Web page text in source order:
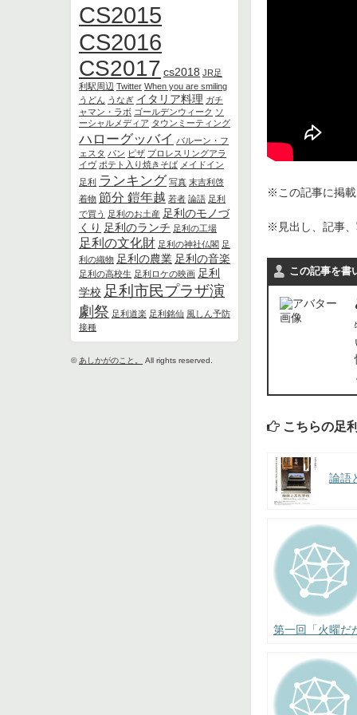
CS2015
CS2016
CS2017 cs2018 JR足
利駅周辺 Twitter When you are smiling
うどん うなぎ イタリア料理 ガチ
ャマン・ラボ ゴールデンウィーク ソ
ーシャルメディア タウンミーティング
ハローグッバイ バルーン・フ
ェスタ パン ピザ プロレスリングアラ
イヴ ポテト入り焼きそば メイドイン
足利 ランキング 写真 末吉利啓
着物 節分 鎧年越 若者 論語 足利
で買う 足利のお土産 足利のモノづ
くり 足利のランチ 足利の工場
足利の文化財 足利の神社仏閣 足
利の織物 足利の農業 足利の音楽
足利の高校生 足利ロケの映画 足利
学校 足利市民プラザ演
劇祭 足利道楽 足利銘仙 風しん予防
接種
© あしかがのこと。 All rights reserved.
※この記事に掲
※見出し、記事
この記事を書
こちらの足
論語
第一回「火曜だ